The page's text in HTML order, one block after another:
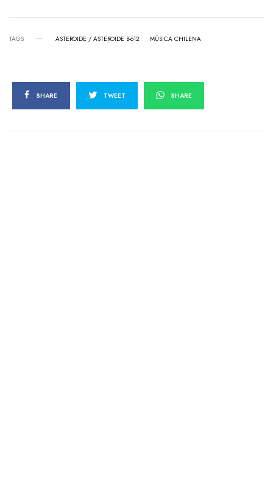
TAGS ASTEROIDE / ASTEROIDE B-612 MÚSICA CHILENA
SHARE TWEET SHARE